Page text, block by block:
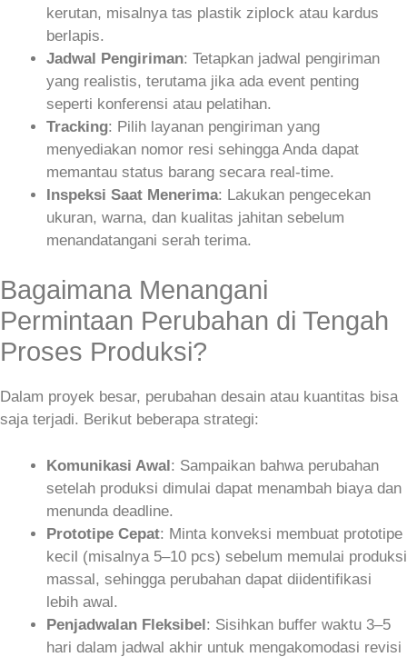
kerutan, misalnya tas plastik ziplock atau kardus
berlapis.
Jadwal Pengiriman: Tetapkan jadwal pengiriman
yang realistis, terutama jika ada event penting
seperti konferensi atau pelatihan.
Tracking: Pilih layanan pengiriman yang
menyediakan nomor resi sehingga Anda dapat
memantau status barang secara real‑time.
Inspeksi Saat Menerima: Lakukan pengecekan
ukuran, warna, dan kualitas jahitan sebelum
menandatangani serah terima.
Bagaimana Menangani
Permintaan Perubahan di Tengah
Proses Produksi?
Dalam proyek besar, perubahan desain atau kuantitas bisa
saja terjadi. Berikut beberapa strategi:
Komunikasi Awal: Sampaikan bahwa perubahan
setelah produksi dimulai dapat menambah biaya dan
menunda deadline.
Prototipe Cepat: Minta konveksi membuat prototipe
kecil (misalnya 5–10 pcs) sebelum memulai produksi
massal, sehingga perubahan dapat diidentifikasi
lebih awal.
Penjadwalan Fleksibel: Sisihkan buffer waktu 3–5
hari dalam jadwal akhir untuk mengakomodasi revisi